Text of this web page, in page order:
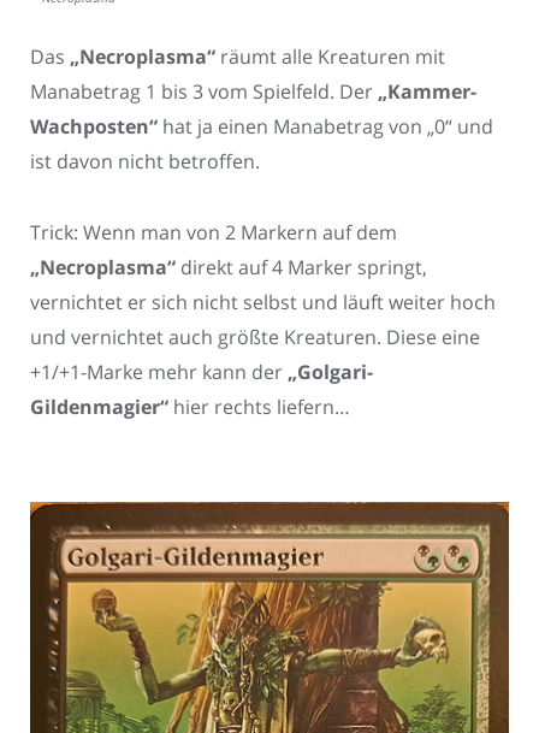
Das „Necroplasma“ räumt alle Kreaturen mit
Manabetrag 1 bis 3 vom Spielfeld. Der „Kammer-
Wachposten“ hat ja einen Manabetrag von „0“ und
ist davon nicht betroffen.
Trick: Wenn man von 2 Markern auf dem
„Necroplasma“ direkt auf 4 Marker springt,
vernichtet er sich nicht selbst und läuft weiter hoch
und vernichtet auch größte Kreaturen. Diese eine
+1/+1-Marke mehr kann der „Golgari-
Gildenmagier“ hier rechts liefern…